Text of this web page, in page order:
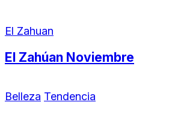
El Zahuan
El Zahúan Noviembre
Belleza Tendencia